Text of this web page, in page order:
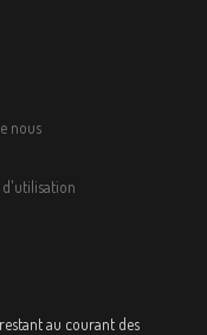
nous
au courant des